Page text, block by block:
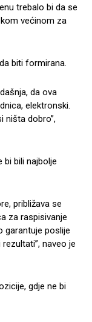
trebalo bi da se
većinom za
biti formirana.
da ova
elektronski.
ništa dobro”,
bi bili najbolje
približava se
za raspisivanje
garantuje poslije
naveo je
gdje ne bi